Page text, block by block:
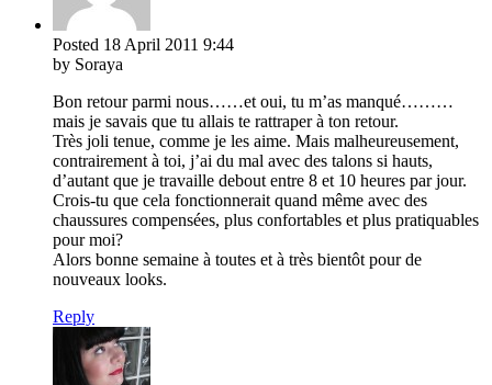
Posted 18 April 2011 9:44
by Soraya
Bon retour parmi nous……et oui, tu m’as manqué………
mais je savais que tu allais te rattraper à ton retour.
Très joli tenue, comme je les aime. Mais malheureusement,
contrairement à toi, j’ai du mal avec des talons si hauts,
d’autant que je travaille debout entre 8 et 10 heures par jour.
Crois-tu que cela fonctionnerait quand même avec des
chaussures compensées, plus confortables et plus pratiquables
pour moi?
Alors bonne semaine à toutes et à très bientôt pour de
nouveaux looks.
Reply